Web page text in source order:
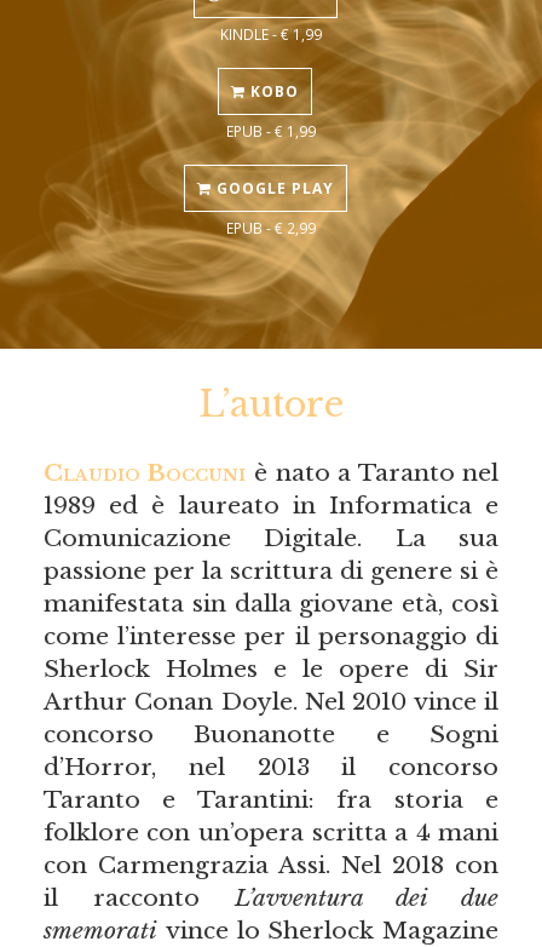
KINDLE - € 1,99
KOBO
EPUB - € 1,99
GOOGLE PLAY
EPUB - € 2,99
L’autore
Claudio Boccuni è nato a Taranto nel
1989 ed è laureato in Informatica e
Comunicazione Digitale. La sua
passione per la scrittura di genere si è
manifestata sin dalla giovane età, così
come l’interesse per il personaggio di
Sherlock Holmes e le opere di Sir
Arthur Conan Doyle. Nel 2010 vince il
concorso Buonanotte e Sogni
d’Horror, nel 2013 il concorso
Taranto e Tarantini: fra storia e
folklore con un’opera scritta a 4 mani
con Carmengrazia Assi. Nel 2018 con
il raccontoL’avventura dei due
smemorativince lo Sherlock Magazine